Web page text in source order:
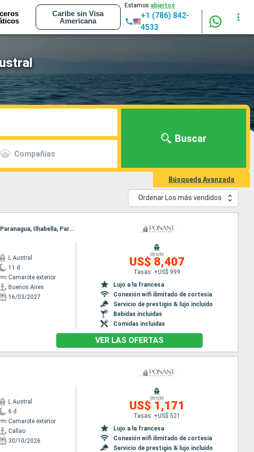
Caribe sin Visa
Americana
Estamos abiertos
+1 (786) 842-
4533
Compañías
Buscar
Búsqueda Avanzada
Ordenar Los más vendidos
Itinerario : Buenos Aires, Montevideo, Punta del Este, Rio Grande do Sul, Porto Belo, Paranagua, Ilhabella, Parati, Rio de Janeiro
L Austral
11 d
Camarote exterior
Buenos Aires
16/03/2027
desde
US$ 8,407
Tasas: +US$ 999
Lujo a la francesa
Conexión wifi ilimitado de cortesía
Servicio de prestigio & lujo incluido
Bebidas incluidas
Comidas incluidas
VER LAS OFERTAS
L Austral
6 d
Camarote exterior
Callao
30/10/2026
desde
US$ 1,171
Tasas: +US$ 521
Lujo a la francesa
Conexión wifi ilimitado de cortesía
Servicio de prestigio & lujo incluido